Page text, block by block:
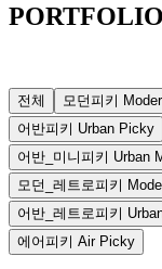
PORTFOLIO
전체 모던피키
어반피키 Urban Picky
어반_미니피키 Urban
모던_레트로피키
어반_레트로피키
에어피키 Air Picky